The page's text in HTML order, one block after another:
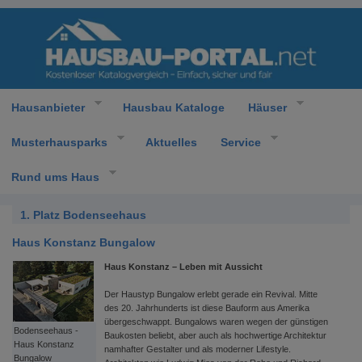
Hausanbieter Hausbau Kataloge Häuser
Musterhausparks Aktuelles Service
Rund ums Haus
1. Platz Bodenseehaus
Haus Konstanz Bungalow
Bodenseehaus -
Haus Konstanz
Bungalow
Haus Konstanz – Leben mit Aussicht
Der Haustyp Bungalow erlebt gerade ein Revival. Mitte
des 20. Jahrhunderts ist diese Bauform aus Amerika
übergeschwappt. Bungalows waren wegen der günstigen
Baukosten beliebt, aber auch als hochwertige Architektur
namhafter Gestalter und als moderner Lifestyle.